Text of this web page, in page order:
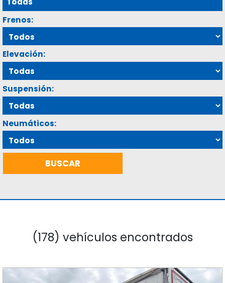
Frenos:
Elevación:
Suspensión:
Neumáticos:
(178) vehículos encontrados